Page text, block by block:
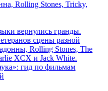
Rolling Stones, Tricky,
вернулись гранды.
сцены разной
Rolling Stones, The
XCX и Jack White.
гид по фильмам